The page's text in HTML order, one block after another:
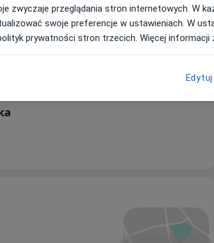
zwyczaje przeglądania stron internetowych. W
swoje preferencje w ustawieniach. W
prywatności stron trzecich. Więcej informacji